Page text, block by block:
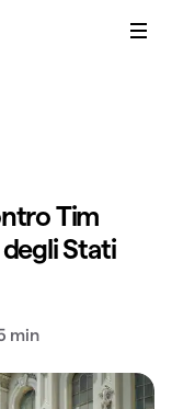
Tim
Stati
min